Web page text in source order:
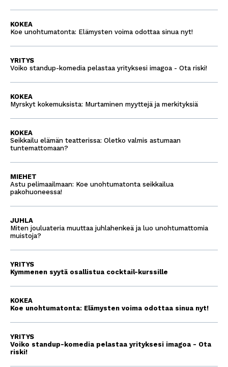
Koe unohtumatonta: Elämysten voima odottaa sinua nyt!
KOKEA
Voiko standup-komedia pelastaa yrityksesi imagoa - Ota riski!
YRITYS
Myrskyt kokemuksista: Murtaminen myyttejä ja merkityksiä
KOKEA
Seikkailu elämän teatterissa: Oletko valmis astumaan
tuntemattomaan?
KOKEA
Astu pelimaailmaan: Koe unohtumatonta seikkailua
pakohuoneessa!
MIEHET
Miten jouluateria muuttaa juhlahenkeä ja luo unohtumattomia
muistoja?
JUHLA
Kymmenen syytä osallistua cocktail-kurssille
YRITYS
Koe unohtumatonta: Elämysten voima odottaa sinua nyt!
KOKEA
Voiko standup-komedia pelastaa yrityksesi imagoa - Ota
riski!
YRITYS